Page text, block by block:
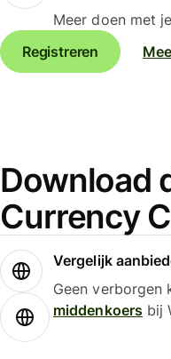
Meer doen met
Registreren
Download
Currency
Vergelijk
Geen
middenkoersbij